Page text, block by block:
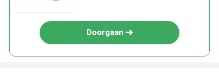
Doorgaan